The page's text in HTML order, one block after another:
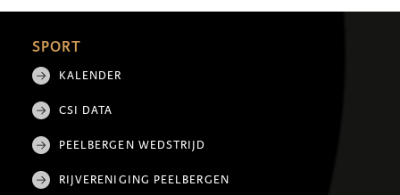
SPORT
KALENDER
CSI DATA
PEELBERGEN WEDSTRIJD
RIJVERENIGING PEELBERGEN